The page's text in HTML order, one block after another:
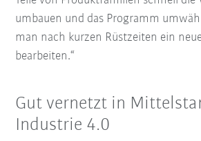
umbauen und das Programm
man nach kurzen Rüstzeiten ein
bearbeiten.“
Gut vernetzt in
Industrie 4.0